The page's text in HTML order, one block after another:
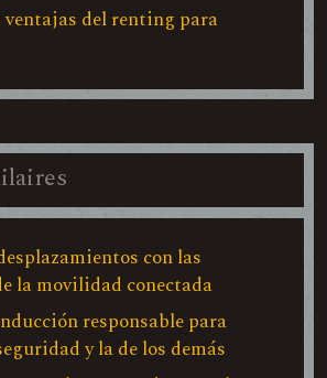
ventajas del renting para
con las
la movilidad conectada
responsable para
y la de los demás